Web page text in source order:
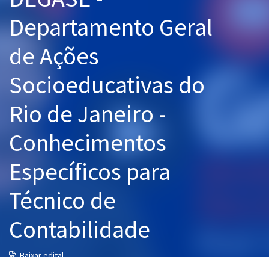
Graduação
Mentorias
Questões grátis
Conteúdo gratuito
Blog
Aprovados
Atendimento
Departamento Geral
de Ações
Socioeducativas do
Rio de Janeiro -
Conhecimentos
Específicos para
Técnico de
Contabilidade